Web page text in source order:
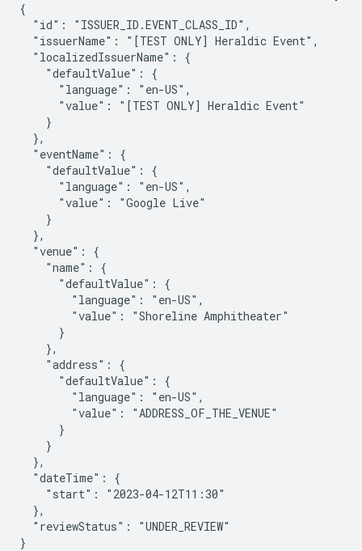
{
  "id": "ISSUER_ID.EVENT_CLASS_ID",
  "issuerName": "[TEST ONLY] Heraldic Event",
  "localizedIssuerName": {
    "defaultValue": {
      "language": "en-US",
      "value": "[TEST ONLY] Heraldic Event"
    }
  },
  "eventName": {
    "defaultValue": {
      "language": "en-US",
      "value": "Google Live"
    }
  },
  "venue": {
    "name": {
      "defaultValue": {
        "language": "en-US",
        "value": "Shoreline Amphitheater"
      }
    },
    "address": {
      "defaultValue": {
        "language": "en-US",
        "value": "ADDRESS_OF_THE_VENUE"
      }
    }
  },
  "dateTime": {
    "start": "2023-04-12T11:30"
  },
  "reviewStatus": "UNDER_REVIEW"
}